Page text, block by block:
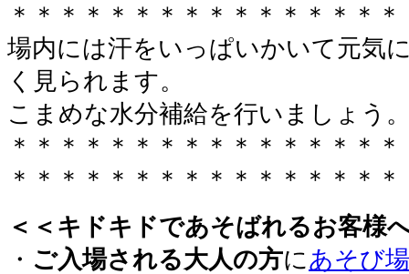
＊＊＊＊＊＊＊＊＊＊＊＊＊＊＊＊
場内には汗をいっぱいかいて元気
く見られます。
こまめな水分補給を行いましょう
＊＊＊＊＊＊＊＊＊＊＊＊＊＊＊
＊＊＊＊＊＊＊＊＊＊＊＊＊＊＊＊
＜＜キドキドであそばれるお客様
・ ご入場される大人の方にあそび